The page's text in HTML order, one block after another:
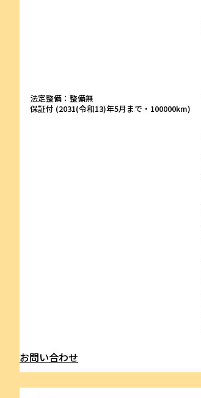
法定整備：整備無
保証付 (2031(令和13)年5月まで・100000km)
お問い合わせ